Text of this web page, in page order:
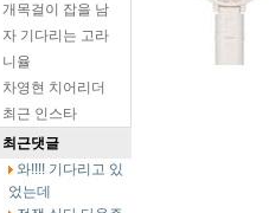
개목걸이 잡을 남
자 기다리는 고라
니율
차영현 치어리더
최근 인스타
최근댓글
와!!!! 기다리고 있
었는데